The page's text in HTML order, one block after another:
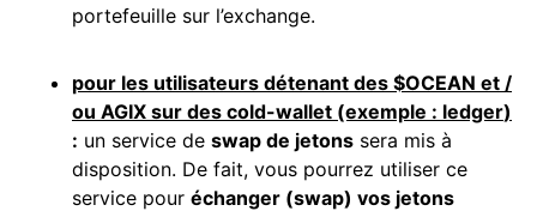
portefeuille sur l’exchange.
pour les utilisateurs détenant des $OCEAN et /
ou AGIX sur des cold-wallet (exemple : ledger)
: un service de swap de jetons sera mis à
disposition. De fait, vous pourrez utiliser ce
service pour échanger (swap) vos jetons